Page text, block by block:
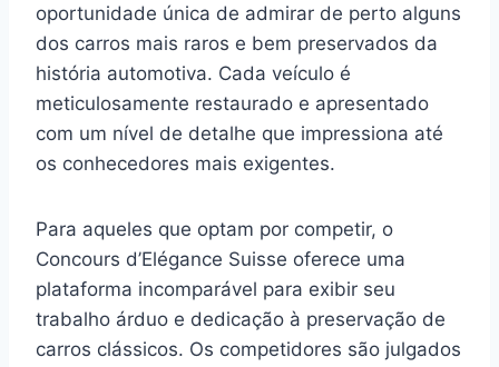
oportunidade única de admirar de perto alguns
dos carros mais raros e bem preservados da
história automotiva. Cada veículo é
meticulosamente restaurado e apresentado
com um nível de detalhe que impressiona até
os conhecedores mais exigentes.
Para aqueles que optam por competir, o
Concours d’Elégance Suisse oferece uma
plataforma incomparável para exibir seu
trabalho árduo e dedicação à preservação de
carros clássicos. Os competidores são julgados